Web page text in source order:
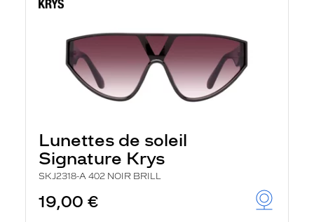
Lunettes de soleil
Signature Krys
SKJ2318-A 402 NOIR BRILL
19,00 €